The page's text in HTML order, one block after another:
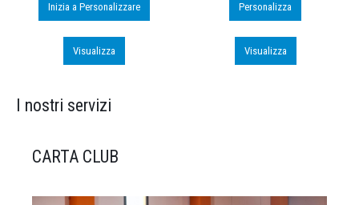
Inizia a Personalizzare
Visualizza
Personalizza
Visualizza
I nostri servizi
CARTA CLUB